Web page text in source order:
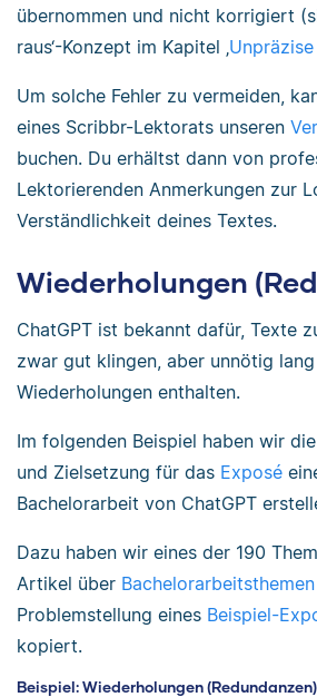
übernommen und nicht korrigiert
raus‘-Konzept im Kapitel ‚
Um solche Fehler zu vermeiden,
eines Scribbr-Lektorats unseren
buchen. Du erhältst dann von
Lektorierenden Anmerkungen zur
Verständlichkeit deines Textes.
Wiederholungen
ChatGPT ist bekannt dafür, Texte
zwar gut klingen, aber unnötig
Wiederholungen enthalten.
Im folgenden Beispiel haben wir
und Zielsetzung für das Exposé
Bachelorarbeit von ChatGPT
Dazu haben wir eines der 190
Artikel über Bachelorarbeitsthemen
Problemstellung eines Beispiel-
kopiert.
Beispiel: Wiederholungen (Redundanzen)